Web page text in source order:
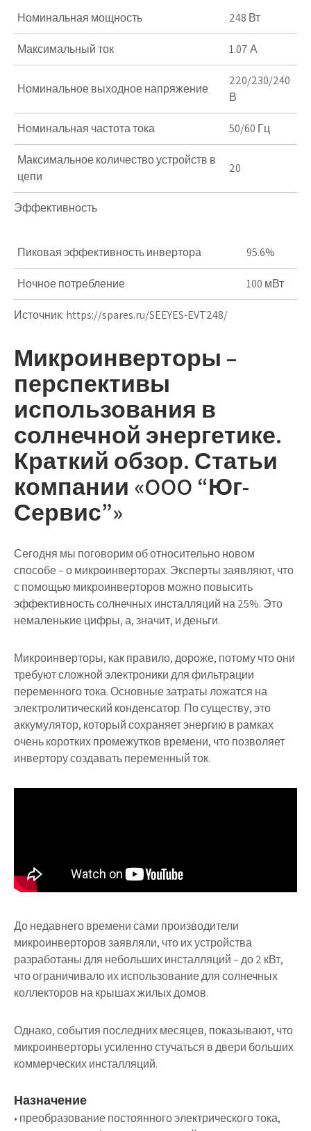
Номинальная мощность 248 Вт
Максимальный ток 1.07 А
Номинальное выходное напряжение
220/230/240
В
Номинальная частота тока 50/60 Гц
Максимальное количество устройств в
цепи
20
Эффективность
Пиковая эффективность инвертора 95.6%
Ночное потребление 100 мВт
Источник: https://spares.ru/SEEYES-EVT248/
Микроинверторы –
перспективы
использования в
солнечной энергетике.
Краткий обзор. Статьи
компании «OOO “Юг-
Сервис”»
Сегодня мы поговорим об относительно новом
способе – о микроинверторах. Эксперты заявляют, что
с помощью микроинверторов можно повысить
эффективность солнечных инсталляций на 25%. Это
немаленькие цифры, а, значит, и деньги.
Микроинверторы, как правило, дороже, потому что они
требуют сложной электроники для фильтрации
переменного тока. Основные затраты ложатся на
электролитический конденсатор. По существу, это
аккумулятор, который сохраняет энергию в рамках
очень коротких промежутков времени, что позволяет
инвертору создавать переменный ток.
До недавнего времени сами производители
микроинверторов заявляли, что их устройства
разработаны для небольших инсталляций – до 2 кВт,
что ограничивало их использование для солнечных
коллекторов на крышах жилых домов.
Однако, события последних месяцев, показывают, что
микроинверторы усиленно стучаться в двери больших
коммерческих инсталляций.
Назначение
• преобразование постоянного электрического тока,